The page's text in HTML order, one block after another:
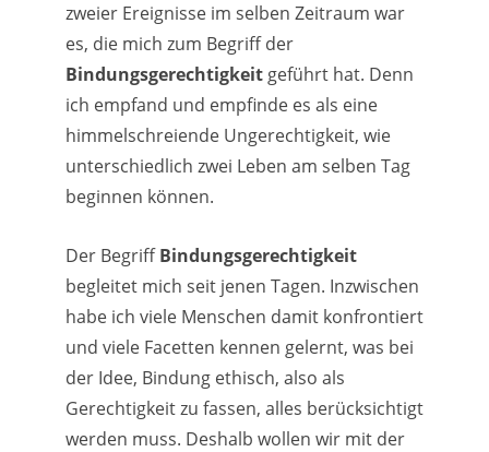
zweier Ereignisse im selben Zeitraum war
es, die mich zum Begriff der
Bindungsgerechtigkeitgeführt hat. Denn
ich empfand und empfinde es als eine
himmelschreiende Ungerechtigkeit, wie
unterschiedlich zwei Leben am selben Tag
beginnen können.
Der BegriffBindungsgerechtigkeit
begleitet mich seit jenen Tagen. Inzwischen
habe ich viele Menschen damit konfrontiert
und viele Facetten kennen gelernt, was bei
der Idee, Bindung ethisch, also als
Gerechtigkeit zu fassen, alles berücksichtigt
werden muss. Deshalb wollen wir mit der